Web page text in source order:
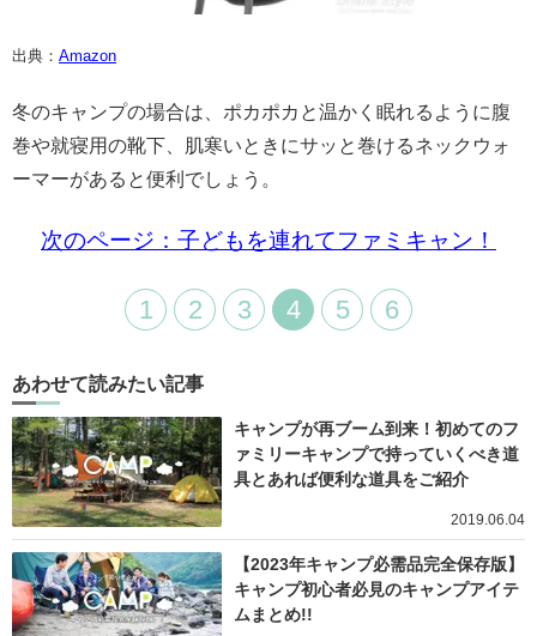
出典： Amazon
冬のキャンプの場合は、ポカポカと温かく眠れるように腹
巻や就寝用の靴下、肌寒いときにサッと巻けるネックウォ
ーマーがあると便利でしょう。
次のページ：子どもを連れてファミキャン！
1 2 3 4 5 6
あわせて読みたい記事
キャンプが再ブーム到来！初めてのフ
ァミリーキャンプで持っていくべき道
具とあれば便利な道具をご紹介
2019.06.04
【2023年キャンプ必需品完全保存版】
キャンプ初心者必見のキャンプアイテ
ムまとめ!!